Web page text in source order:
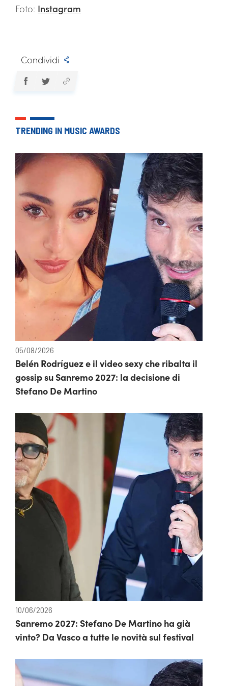
Foto: Instagram
Condividi
TRENDING IN MUSIC AWARDS
05/08/2026
Belén Rodríguez e il video sexy che ribalta il
gossip su Sanremo 2027: la decisione di
Stefano De Martino
10/06/2026
Sanremo 2027: Stefano De Martino ha già
vinto? Da Vasco a tutte le novità sul festival